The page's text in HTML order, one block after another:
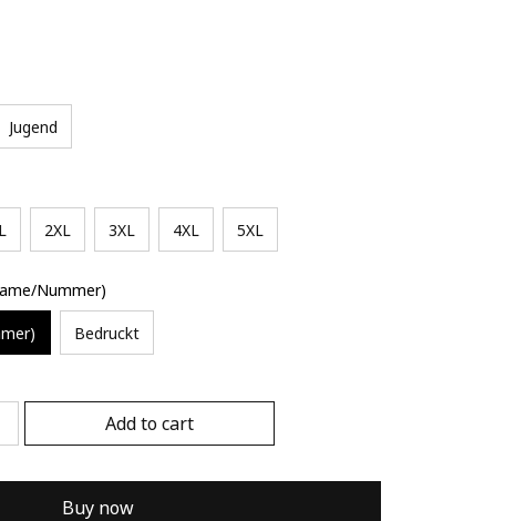
Jugend
2XL 3XL 4XL 5XL
Nummer)
Bedruckt
Add to cart
Buy now